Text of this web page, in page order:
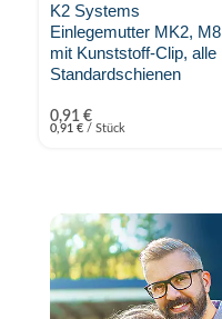
K2 Systems
Einlegemutter MK2, M8
mit Kunststoff-Clip, alle
Standardschienen
0,91 €
0,91 € / Stück